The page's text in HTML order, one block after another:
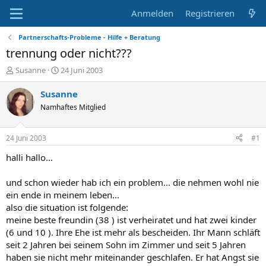
Anmelden Registrieren
Partnerschafts-Probleme - Hilfe + Beratung
trennung oder nicht???
E
r
s
t
e
e
r
Susanne
E
r
s
e
t
24 Juni 2003
Susanne
Namhaftes Mitglied
24 Juni 2003 #1
halli hallo...
und schon wieder hab ich ein problem... die nehmen wohl nie
ein ende in meinem leben...
also die situation ist folgende:
meine beste freundin (38 ) ist verheiratet und hat zwei kinder
(6 und 10 ). Ihre Ehe ist mehr als bescheiden. Ihr Mann schläft
seit 2 Jahren bei seinem Sohn im Zimmer und seit 5 Jahren
haben sie nicht mehr miteinander geschlafen. Er hat Angst sie